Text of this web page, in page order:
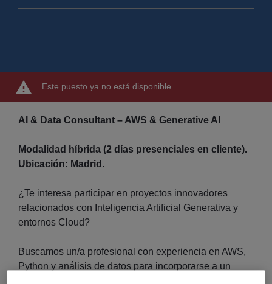
Este puesto ya no está disponible
AI & Data Consultant – AWS & Generative AI
Modalidad híbrida (2 días presenciales en cliente).
Ubicación: Madrid.
¿Te interesa participar en proyectos innovadores
relacionados con Inteligencia Artificial Generativa y
entornos Cloud?
Buscamos un/a profesional con experiencia en AWS,
Python y análisis de datos para incorporarse a un